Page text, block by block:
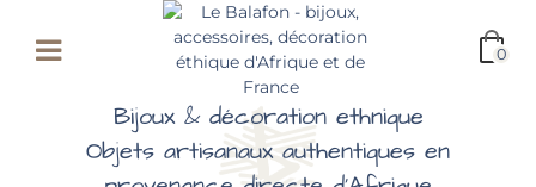
0
Bijoux & décoration ethnique
Objets artisanaux authentiques en